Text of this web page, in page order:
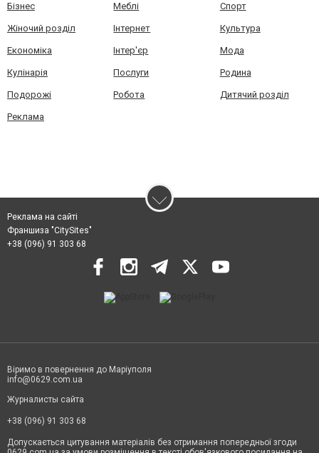
Бізнес Меблі Спорт
Жіночий розділ Інтернет Культура
Економіка Інтер'єр Мода
Кулінарія Послуги Родина
Подорожі Робота Дитячий розділ
Реклама
Реклама на сайті
Франшиза "CitySites"
+38 (096) 91 303 68
Віримо в повернення до Маріуполя
info@0629.com.ua
Журналисты сайта
+38 (096) 91 303 68
Допускається цитування матеріалів без отримання попередньої згоди